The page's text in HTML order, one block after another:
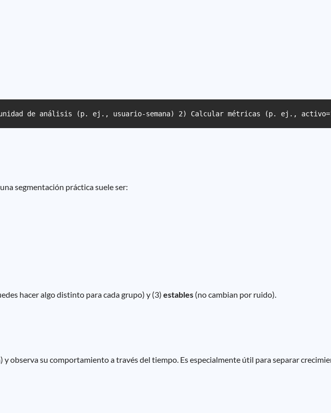
de análisis (p. ej., usuario-semana) 2) Calcular métricas (p. ej.,
segmentación práctica suele ser:
hacer algo distinto para cada grupo) y (3) estables (no cambian por ruido).
observa su comportamiento a través del tiempo. Es especialmente útil para separar